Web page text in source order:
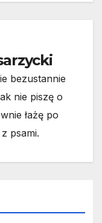
bezustannie
nie piszę o
łażę po
psami.